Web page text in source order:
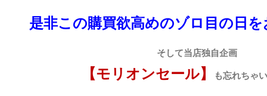
是非この購買欲高めのゾロ目の日
そして当店独自企画
【モリオンセール】 も忘れちゃ